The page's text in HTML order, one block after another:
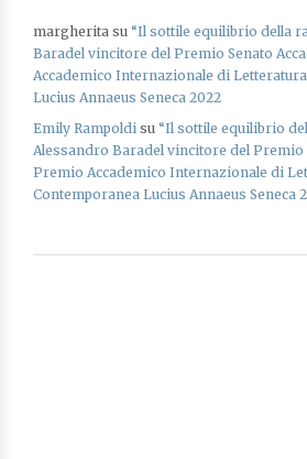
margherita su “Il sottile equilibrio della
Baradel vincitore del Premio Senato
Accademico Internazionale di
Lucius Annaeus Seneca 2022
Emily Rampoldi su “Il sottile equilibrio
Alessandro Baradel vincitore del Premio
Premio Accademico Internazionale di
Contemporanea Lucius Annaeus Seneca